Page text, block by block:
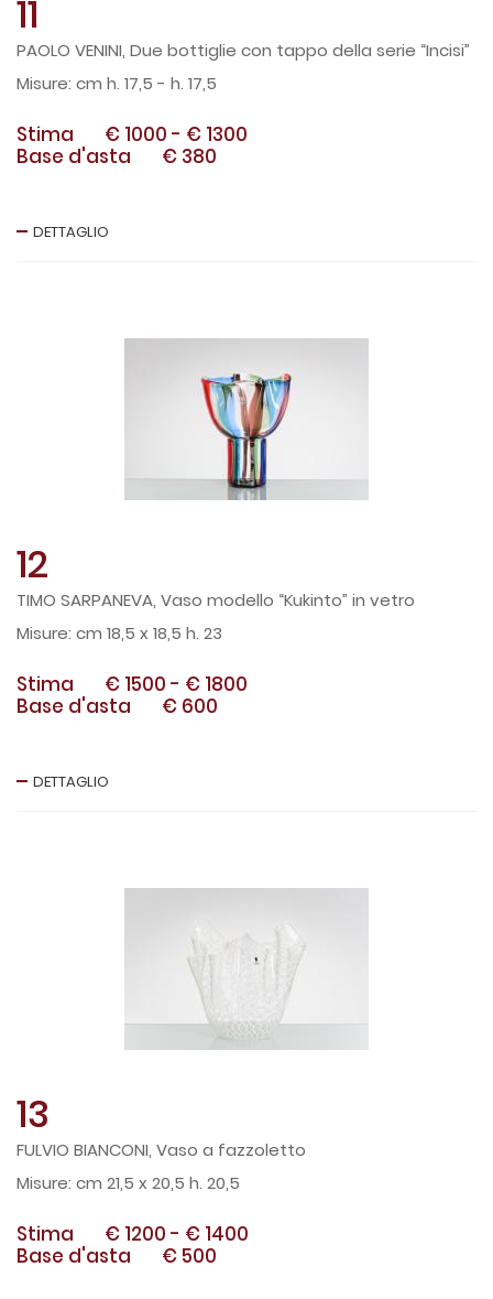
11
PAOLO VENINI, Due bottiglie con tappo della serie “Incisi”
cm h. 17,5 - h. 17,5
Stima € 1000 - € 1300
Base d'asta
€ 380
DETTAGLIO
12
TIMO SARPANEVA, Vaso modello “Kukinto” in vetro
cm 18,5 x 18,5 h. 23
Stima € 1500 - € 1800
Base d'asta
€ 600
DETTAGLIO
13
FULVIO BIANCONI, Vaso a fazzoletto
cm 21,5 x 20,5 h. 20,5
Stima € 1200 - € 1400
Base d'asta
€ 500